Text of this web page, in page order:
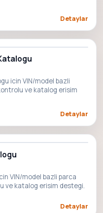
Detaylar
icin VIN/model bazli
ve katalog erisim
Detaylar
VIN/model bazli parca
ve katalog erisim destegi.
Detaylar